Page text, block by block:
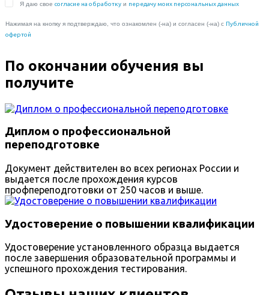
По окончании обучения вы
получите
Диплом о профессиональной
переподготовке
Документ действителен во всех регионах России и
выдается после прохождения курсов
профпереподготовки от 250 часов и выше.
Удостоверение о повышении квалификации
Удостоверение установленного образца выдается
после завершения образовательной программы и
успешного прохождения тестирования.